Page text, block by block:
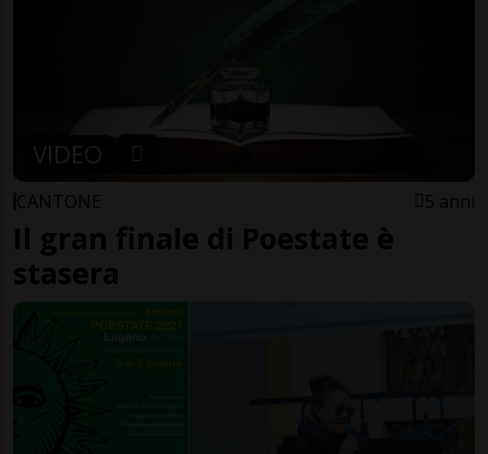
VIDEO
CANTONE 5 anni
Il gran finale di Poestate è
stasera